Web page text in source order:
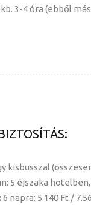
3-4 óra (ebből
kisbusszal
5 éjszaka
6 napra: 5.140 Ft /